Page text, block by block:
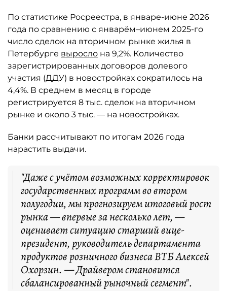
По статистике Росреестра, в январе-июне 2026
года по сравнению с январём–июнем 2025-го
число сделок на вторичном рынке жилья в
Петербурге выросло на 9,2%. Количество
зарегистрированных договоров долевого
участия (ДДУ) в новостройках сократилось на
4,4%. В среднем в месяц в городе
регистрируется 8 тыс. сделок на вторичном
рынке и около 3 тыс. — на новостройках.
Банки рассчитывают по итогам 2026 года
нарастить выдачи.
"Даже с учётом возможных корректировок
государственных программ во втором
полугодии, мы прогнозируем итоговый рост
рынка — впервые за несколько лет, —
оценивает ситуацию старший вице-
президент, руководитель департамента
продуктов розничного бизнеса ВТБ Алексей
Охорзин. — Драйвером становится
сбалансированный рыночный сегмент".